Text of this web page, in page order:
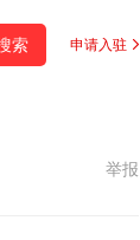
申请入驻
举报